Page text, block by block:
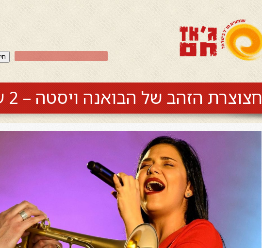
חצוצרת הזהב של הבואנה ויסטה – 2 עד 8 במרץ 2024